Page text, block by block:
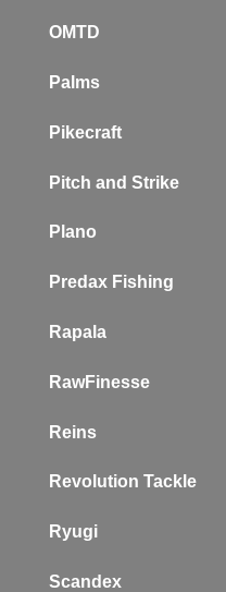
OMTD
Palms
Pikecraft
Pitch and Strike
Plano
Predax Fishing
Rapala
RawFinesse
Reins
Revolution Tackle
Ryugi
Scandex